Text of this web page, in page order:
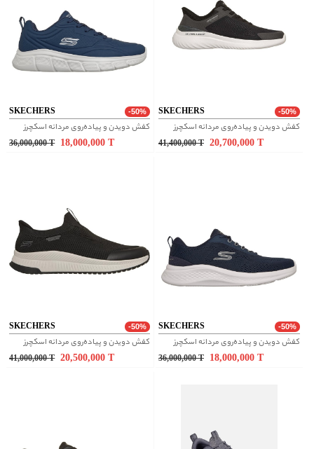
SKECHERS -50%
کفش دویدن و پیاده‌روی مردانه اسکچرز
36,000,000 T 18,000,000
SKECHERS -50%
کفش دویدن و پیاده‌روی مردانه اسکچرز
41,400,000 T 20,700,000
SKECHERS -50%
کفش دویدن و پیاده‌روی مردانه اسکچرز
41,000,000 T 20,500,000
SKECHERS -50%
کفش دویدن و پیاده‌روی مردانه اسکچرز
36,000,000 T 18,000,000